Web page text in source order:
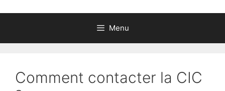
Menu
Comment contacter la CIC